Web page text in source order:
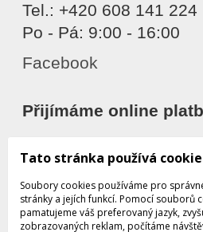
Tel.: +420 608 141 224
Po - Pá: 9:00 - 16:00
Facebook
Přijímáme online
Tato stránka používá
Soubory cookies používáme pro
stránky a jejích funkcí. Pomocí souborů
pamatujeme váš preferovaný jazyk,
zobrazovaných reklam, počítáme